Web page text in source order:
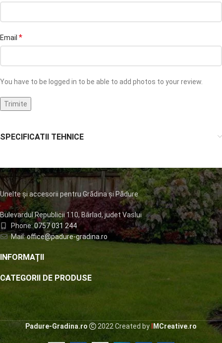
Email *
You have to be logged in to be able to add photos to your review.
SPECIFICATII TEHNICE
Unelte și accesorii pentru Grădina și Pădure
Bulevardul Republicii 110, Bârlad, judet Vaslui
Phone:0757 031 244
Mail:office@padure-gradina.ro
INFORMAȚII
CATEGORII DE PRODUSE
Padure-Gradina.ro 2022 Created by MCreative.ro